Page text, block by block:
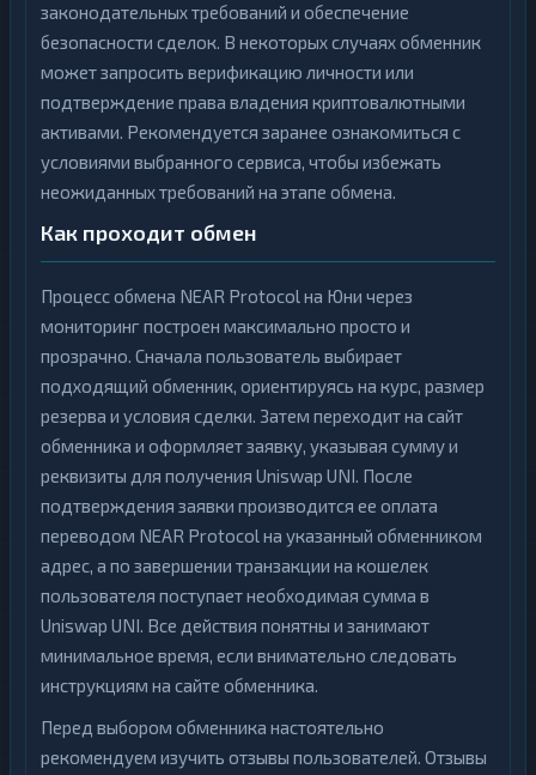
законодательных требований и обеспечение
безопасности сделок. В некоторых случаях обменник
может запросить верификацию личности или
подтверждение права владения криптовалютными
активами. Рекомендуется заранее ознакомиться с
условиями выбранного сервиса, чтобы избежать
неожиданных требований на этапе обмена.
Как проходит обмен
Процесс обмена NEAR Protocol на Юни через
мониторинг построен максимально просто и
прозрачно. Сначала пользователь выбирает
подходящий обменник, ориентируясь на курс, размер
резерва и условия сделки. Затем переходит на сайт
обменника и оформляет заявку, указывая сумму и
реквизиты для получения Uniswap UNI. После
подтверждения заявки производится ее оплата
переводом NEAR Protocol на указанный обменником
адрес, а по завершении транзакции на кошелек
пользователя поступает необходимая сумма в
Uniswap UNI. Все действия понятны и занимают
минимальное время, если внимательно следовать
инструкциям на сайте обменника.
Перед выбором обменника настоятельно
рекомендуем изучить отзывы пользователей. Отзывы